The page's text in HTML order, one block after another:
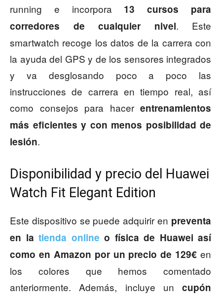
running e incorpora 13 cursos para
corredores de cualquier nivel. Este
smartwatch recoge los datos de la carrera con
la ayuda del GPS y de los sensores integrados
y va desglosando poco a poco las
instrucciones de carrera en tiempo real, así
como consejos para hacerentrenamientos
más eficientes y con menos posibilidad de
lesión.
Disponibilidad y precio del Huawei
Watch Fit Elegant Edition
Este dispositivo se puede adquirir en preventa
en la tienda online o física de Huawei así
como en Amazon por un precio de 129€ en
los colores que hemos comentado
anteriormente. Además, incluye un cupón